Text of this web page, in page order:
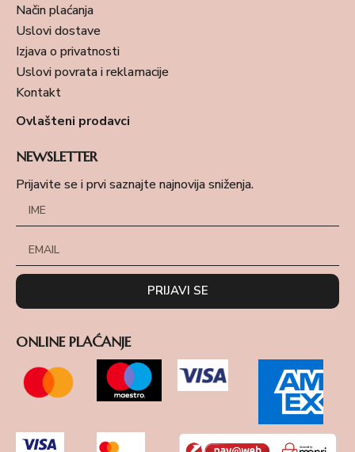
Način plaćanja
Uslovi dostave
Izjava o privatnosti
Uslovi povrata i reklamacije
Kontakt
Ovlašteni prodavci
NEWSLETTER
Prijavite se i prvi saznajte najnovija sniženja.
PRIJAVI SE
ONLINE PLAĆANJE